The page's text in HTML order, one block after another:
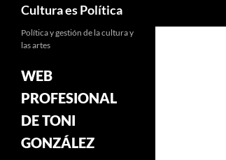
Cultura es Política
Política y gestión de la cultura y
las artes
WEB
PROFESIONAL
DE TONI
GONZÁLEZ